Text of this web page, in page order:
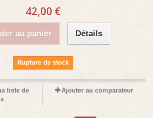
42,00 €
au panier Détails
Rupture de stock
liste de
Ajouter au comparateur